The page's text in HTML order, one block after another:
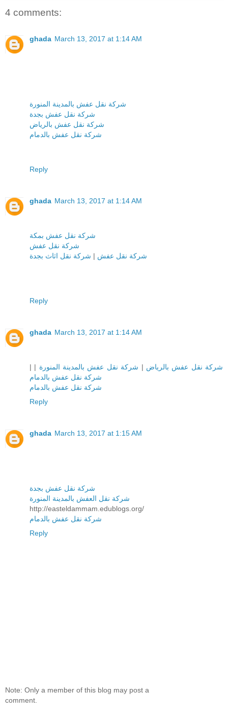
4 comments:
ghada March 13, 2017 at 1:14 AM
شركة نقل عفش بالمدينة المنورة
شركة نقل عفش بجدة
شركة نقل عفش بالرياض
شركة نقل عفش بالدمام
Reply
ghada March 13, 2017 at 1:14 AM
شركة نقل عفش بمكة
شركة نقل عفش
شركة نقل عفش | شركة نقل اثاث بجدة
Reply
ghada March 13, 2017 at 1:14 AM
| شركة نقل عفش بالرياض | شركة نقل عفش بالمدينة المنورة |
شركة نقل عفش بالدمام
شركة نقل عفش بالدمام
Reply
ghada March 13, 2017 at 1:15 AM
شركة نقل عفش بجدة
شركة نقل العفش بالمدينة المنورة
http://easteldammam.edublogs.org/
شركة نقل عفش بالدمام
Reply
Note: Only a member of this blog may post a
comment.